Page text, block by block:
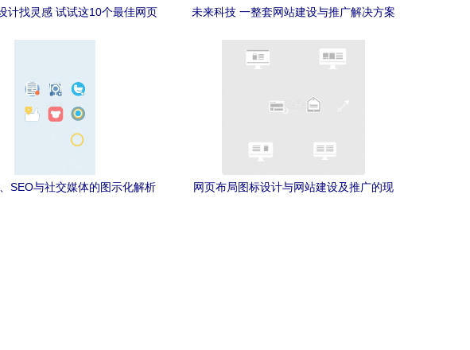
计找灵感 试试这10个最佳网页
未来科技 一整套网站建设与推广解决方案
SEO与社交媒体的图示化解析
网页布局图标设计与网站建设及推广的现